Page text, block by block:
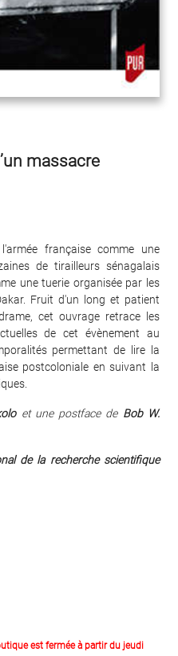
massacre
française comme une
de tirailleurs sénagalais
une tuerie organisée par les
Fruit d'un long et patient
cet ouvrage retrace les
de cet évènement au
permettant de lire la
postcoloniale en suivant la
et une postface de Bob W.
de la recherche scientifique
est fermée à partir du jeudi